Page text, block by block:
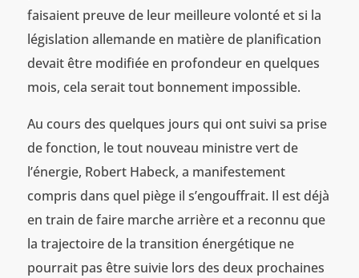
faisaient preuve de leur meilleure volonté et si la
législation allemande en matière de planification
devait être modifiée en profondeur en quelques
mois, cela serait tout bonnement impossible.
Au cours des quelques jours qui ont suivi sa prise
de fonction, le tout nouveau ministre vert de
l’énergie, Robert Habeck, a manifestement
compris dans quel piège il s’engouffrait. Il est déjà
en train de faire marche arrière et a reconnu que
la trajectoire de la transition énergétique ne
pourrait pas être suivie lors des deux prochaines